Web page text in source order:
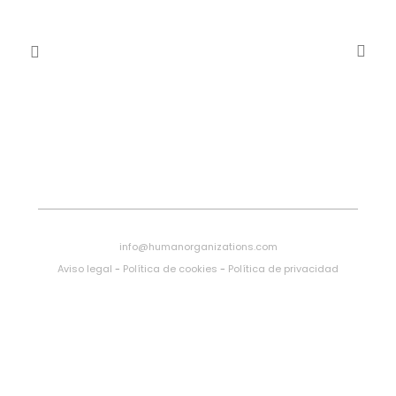
info@humanorganizations.com
Aviso legal - Política de cookies - Política de privacidad